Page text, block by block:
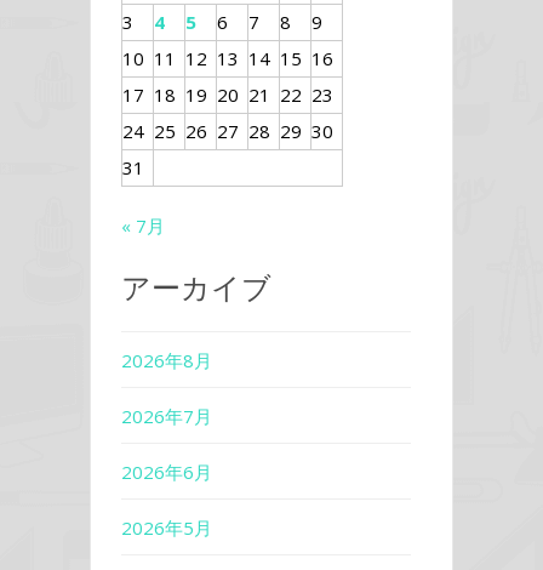
3
4 5 6 7 8
9
10 11 12 13 14 15 16
17 18 19 20 21 22 23
24 25 26 27 28 29 30
31
« 7月
アーカイブ
2026年8月
2026年7月
2026年6月
2026年5月